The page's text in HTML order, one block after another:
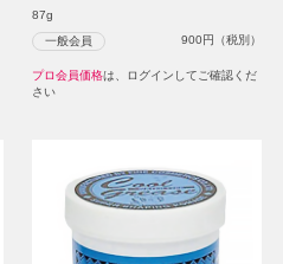
87g
一般会員 900円（税別）
プロ会員価格は、ログインしてご確認くだ
さい